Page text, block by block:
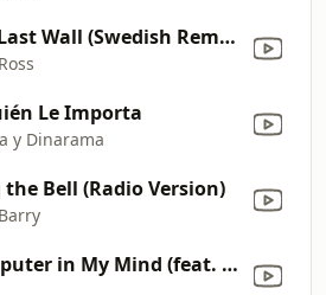
The Last Wall (Swedish Remix)
Le Importa
y Dinarama
the Bell (Radio Version)
Computer in My Mind (feat. Roberta Borges) [Brasilian Vibes Version]